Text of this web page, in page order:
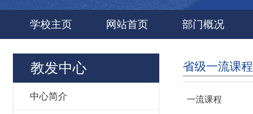
学校主页 网站首页 部门概况
教发中心
中心简介
省级一流课程
一流课程